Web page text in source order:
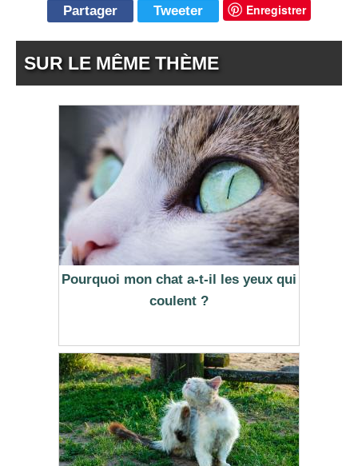
Partager Tweeter Enregistrer
SUR LE MÊME THÈME
Pourquoi mon chat a-t-il les yeux qui
coulent ?